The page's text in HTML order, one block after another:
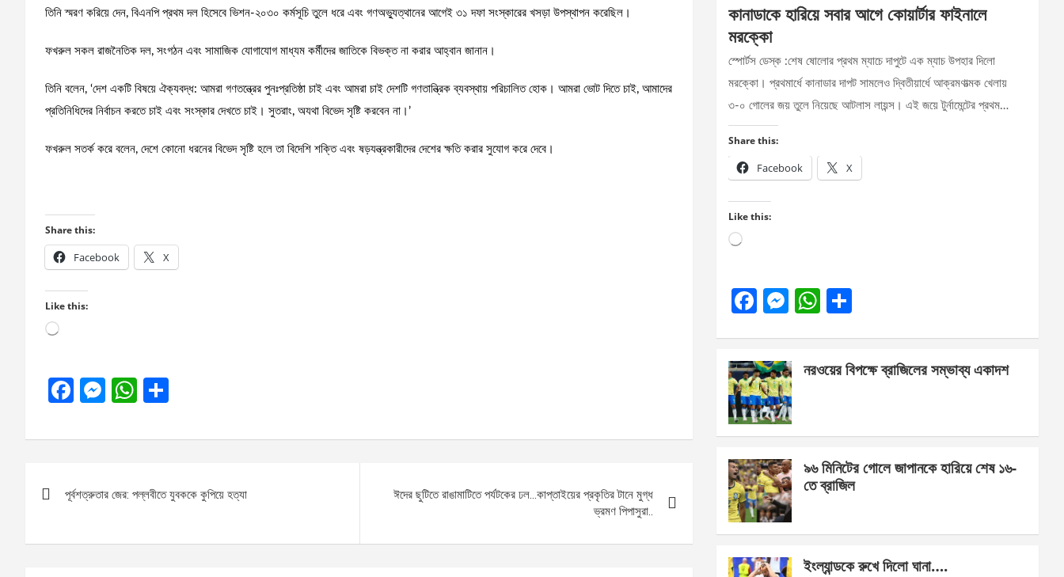
তিনি স্মরণ করিয়ে দেন, বিএনপি প্রথম দল হিসেবে ভিশন-২০৩০ কর্মসূচি তুলে ধরে এবং গণঅভ্যুত্থানের আগেই ৩১ দফা সংস্কারের খসড়া উপস্থাপন করেছিল।
ফখরুল সকল রাজনৈতিক দল, সংগঠন এবং সামাজিক যোগাযোগ মাধ্যম কর্মীদের জাতিকে বিভক্ত না করার আহ্বান জানান।
তিনি বলেন, ‘দেশ একটি বিষয়ে ঐক্যবদ্ধ: আমরা গণতন্ত্রের পুনঃপ্রতিষ্ঠা চাই এবং আমরা চাই দেশটি গণতান্ত্রিক ব্যবস্থায় পরিচালিত হোক। আমরা ভোট দিতে চাই, আমাদের
প্রতিনিধিদের নির্বাচন করতে চাই এবং সংস্কার দেখতে চাই। সুতরাং, অযথা বিভেদ সৃষ্টি করবেন না।’
ফখরুল সতর্ক করে বলেন, দেশে কোনো ধরনের বিভেদ সৃষ্টি হলে তা বিদেশি শক্তি এবং ষড়যন্ত্রকারীদের দেশের ক্ষতি করার সুযোগ করে দেবে।
Share this:
Facebook X
Like this:
Loading…
F
ce
o
k
M
se
g
W
at
A
p
ar
navigation
পূর্বশত্রুতার জের: পল্লবীতে যুবককে কুপিয়ে হত্যা
ঈদের ছুটিতে রাঙামাটিতে পর্যটকের ঢল…কাপ্তাইয়ের প্রকৃতির টানে মুগ্ধ
ভ্রমণ পিপাসুরা..
কানাডাকে হারিয়ে সবার আগে কোয়ার্টার ফাইনালে
মরক্কো
স্পোর্টস ডেস্ক :শেষ ষোলোর প্রথম ম্যাচে দাপুটে এক ম্যাচ উপহার দিলো
মরক্কো। প্রথমার্ধে কানাডার দাপট সামলেও দ্বিতীয়ার্ধে আক্রমণাত্মক খেলায়
৩-০ গোলের জয় তুলে নিয়েছে আটলাস লায়ন্স। এই জয়ে টুর্নামেন্টের প্রথম…
Share this:
Facebook X
Like this:
Loading…
F
b
o
o
k
M
n
g
er
W
s
e
নরওয়ের বিপক্ষে ব্রাজিলের সম্ভাব্য একাদশ
৯৬ মিনিটের গোলে জাপানকে হারিয়ে শেষ ১৬-
তে ব্রাজিল
ইংল্যান্ডকে রুখে দিলো ঘানা….